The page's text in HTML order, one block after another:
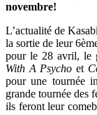
novembre!
L’actualité de
la sortie de leur
pour le 28 avril, le
With A Psycho et
pour une tournée
grande tournée des
ils feront leur